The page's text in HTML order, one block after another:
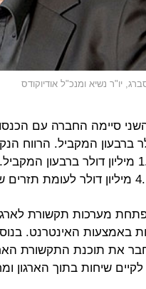
יו"ר נשיא ומנכ"ל אודיוקודס
דולר ברבעון המקביל.
הפסד של 1.4 מיליון דולר
באמצעות האינטרנט.
את תוכנת התקשורת
שיחות בתוך הארגון